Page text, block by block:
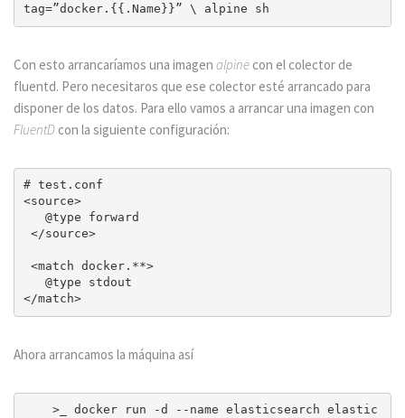
tag=”docker.{{.Name}}” \ alpine sh
Con esto arrancaríamos una imagen alpine con el colector de
fluentd. Pero necesitaros que ese colector esté arrancado para
disponer de los datos. Para ello vamos a arrancar una imagen con
FluentD con la siguiente configuración:
# test.conf
<source>
</match>
Ahora arrancamos la máquina así